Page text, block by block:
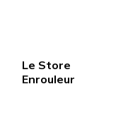
Le Store
Enrouleur